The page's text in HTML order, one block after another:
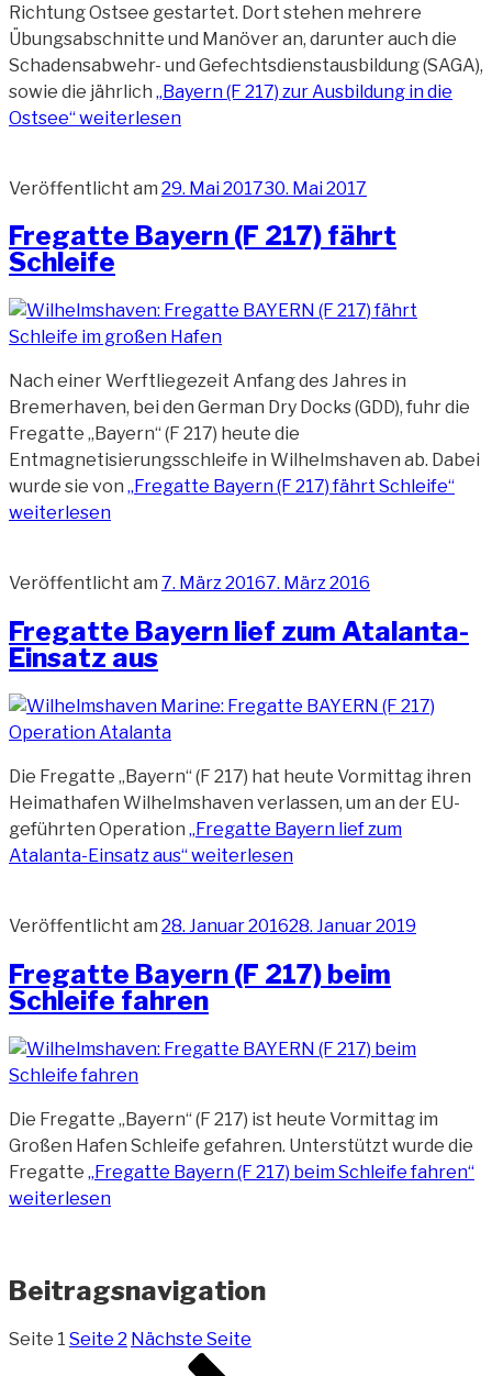
Richtung Ostsee gestartet. Dort stehen mehrere
Übungsabschnitte und Manöver an, darunter auch die
Schadensabwehr- und Gefechtsdienstausbildung (SAGA),
sowie die jährlich „Bayern (F 217) zur Ausbildung in die
Ostsee“weiterlesen
Veröffentlicht am 29. Mai 201730. Mai 2017
Fregatte Bayern (F 217) fährt
Schleife
Nach einer Werftliegezeit Anfang des Jahres in
Bremerhaven, bei den German Dry Docks (GDD), fuhr die
Fregatte „Bayern“ (F 217) heute die
Entmagnetisierungsschleife in Wilhelmshaven ab. Dabei
wurde sie von „Fregatte Bayern (F 217) fährt Schleife“
weiterlesen
Veröffentlicht am 7. März 20167. März 2016
Fregatte Bayern lief zum Atalanta-
Einsatz aus
Die Fregatte „Bayern“ (F 217) hat heute Vormittag ihren
Heimathafen Wilhelmshaven verlassen, um an der EU-
geführten Operation „Fregatte Bayern lief zum
Atalanta-Einsatz aus“weiterlesen
Veröffentlicht am 28. Januar 201628. Januar 2019
Fregatte Bayern (F 217) beim
Schleife fahren
Die Fregatte „Bayern“ (F 217) ist heute Vormittag im
Großen Hafen Schleife gefahren. Unterstützt wurde die
Fregatte „Fregatte Bayern (F 217) beim Schleife fahren“
weiterlesen
Beitragsnavigation
Seite 1 Seite 2 Nächste Seite